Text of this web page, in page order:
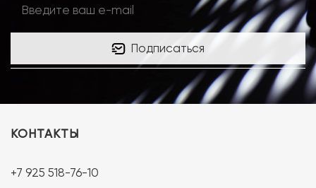
Подписаться
КОНТАКТЫ
+7 925 518-76-10